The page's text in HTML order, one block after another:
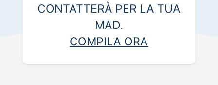
CONTATTERÀ PER LA TUA
MAD.
COMPILA ORA